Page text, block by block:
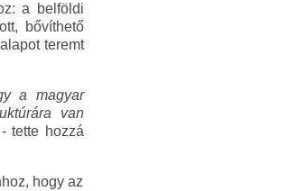
a belföldi
bővíthető
teremt
a magyar
van
tette hozzá
hogy az